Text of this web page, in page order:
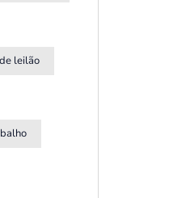
leilão